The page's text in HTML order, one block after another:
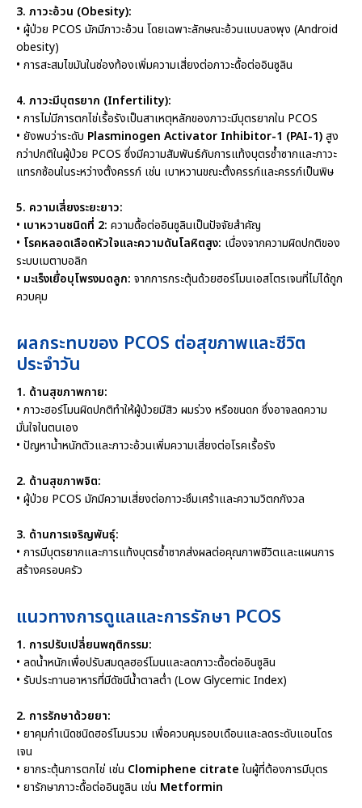
3. ภาวะอ้วน (Obesity):
• ผู้ป่วย PCOS มักมีภาวะอ้วน โดยเฉพาะลักษณะอ้วนแบบลงพุง (Android
obesity)
• การสะสมไขมันในช่องท้องเพิ่มความเสี่ยงต่อภาวะดื้อต่ออินซูลิน
4. ภาวะมีบุตรยาก (Infertility):
• การไม่มีการตกไข่เรื้อรังเป็นสาเหตุหลักของภาวะมีบุตรยากใน PCOS
• ยังพบว่าระดับ Plasminogen Activator Inhibitor-1 (PAI-1)สูง
กว่าปกติในผู้ป่วย PCOS ซึ่งมีความสัมพันธ์กับการแท้งบุตรซ้ำซากและภาวะ
แทรกซ้อนในระหว่างตั้งครรภ์ เช่น เบาหวานขณะตั้งครรภ์และครรภ์เป็นพิษ
5. ความเสี่ยงระยะยาว:
• เบาหวานชนิดที่ 2: ความดื้อต่ออินซูลินเป็นปัจจัยสำคัญ
• โรคหลอดเลือดหัวใจและความดันโลหิตสูง: เนื่องจากความผิดปกติของ
ระบบเมตาบอลิก
• มะเร็งเยื่อบุโพรงมดลูก: จากการกระตุ้นด้วยฮอร์โมนเอสโตรเจนที่ไม่ได้ถูก
ควบคุม
ผลกระทบของ PCOS ต่อสุขภาพและชีวิต
ประจำวัน
1. ด้านสุขภาพกาย:
• ภาวะฮอร์โมนผิดปกติทำให้ผู้ป่วยมีสิว ผมร่วง หรือขนดก ซึ่งอาจลดความ
มั่นใจในตนเอง
• ปัญหาน้ำหนักตัวและภาวะอ้วนเพิ่มความเสี่ยงต่อโรคเรื้อรัง
2. ด้านสุขภาพจิต:
• ผู้ป่วย PCOS มักมีความเสี่ยงต่อภาวะซึมเศร้าและความวิตกกังวล
3. ด้านการเจริญพันธุ์:
• การมีบุตรยากและการแท้งบุตรซ้ำซากส่งผลต่อคุณภาพชีวิตและแผนการ
สร้างครอบครัว
แนวทางการดูแลและการรักษา PCOS
1. การปรับเปลี่ยนพฤติกรรม:
• ลดน้ำหนักเพื่อปรับสมดุลฮอร์โมนและลดภาวะดื้อต่ออินซูลิน
• รับประทานอาหารที่มีดัชนีน้ำตาลต่ำ (Low Glycemic Index)
2. การรักษาด้วยยา:
• ยาคุมกำเนิดชนิดฮอร์โมนรวม เพื่อควบคุมรอบเดือนและลดระดับแอนโดร
เจน
• ยากระตุ้นการตกไข่ เช่น Clomiphene citrateในผู้ที่ต้องการมีบุตร
• ยารักษาภาวะดื้อต่ออินซูลิน เช่น Metformin